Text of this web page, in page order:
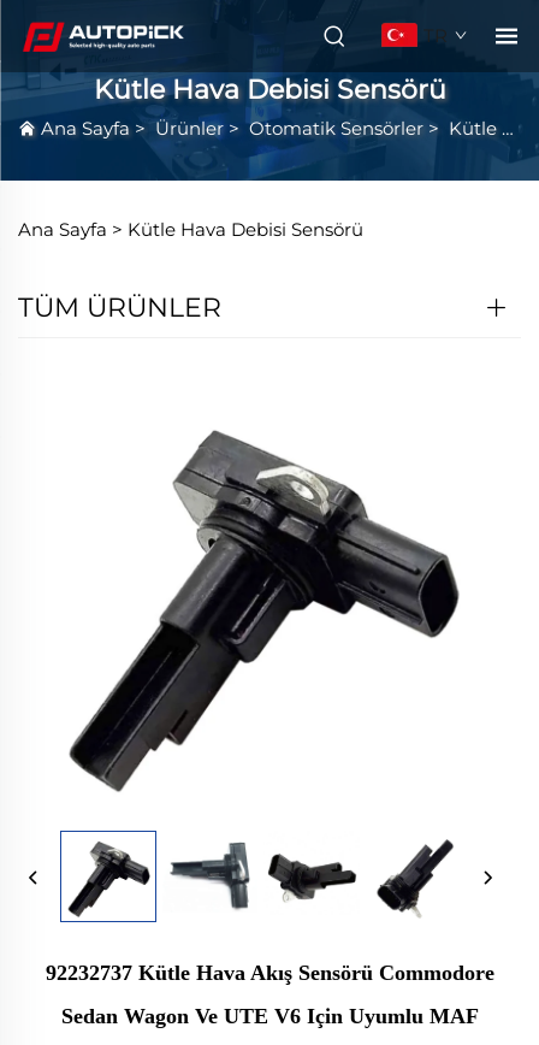
TR
Kütle Hava Debisi Sensörü
Ana Sayfa> Ürünler >Otomatik Sensörler > Kütle Hava Debisi Sensörü
Ana Sayfa > Kütle Hava Debisi Sensörü
TÜM ÜRÜNLER
92232737 Kütle Hava Akış Sensörü Commodore
Sedan Wagon Ve UTE V6 Için Uyumlu MAF